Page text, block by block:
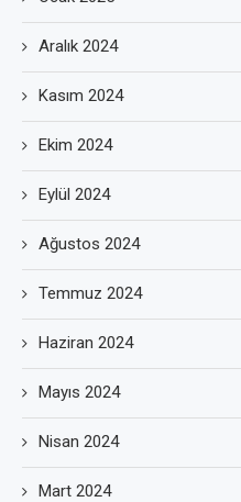
Aralık 2024
Kasım 2024
Ekim 2024
Eylül 2024
Ağustos 2024
Temmuz 2024
Haziran 2024
Mayıs 2024
Nisan 2024
Mart 2024